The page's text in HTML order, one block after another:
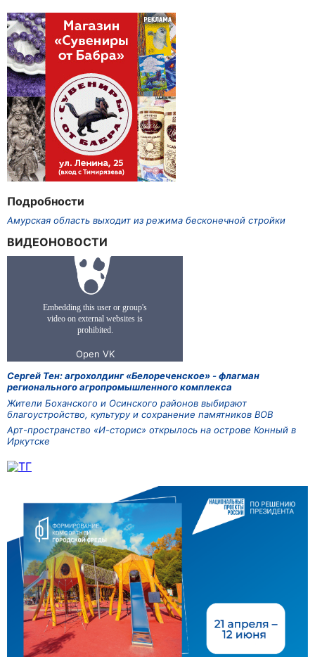
Подробности
Амурская область выходит из режима бесконечной стройки
ВИДЕОНОВОСТИ
Сергей Тен: агрохолдинг «Белореченское» - флагман
регионального агропромышленного комплекса
Жители Боханского и Осинского районов выбирают
благоустройство, культуру и сохранение памятников ВОВ
Арт-пространство «И-сторис» открылось на острове Конный в
Иркутске